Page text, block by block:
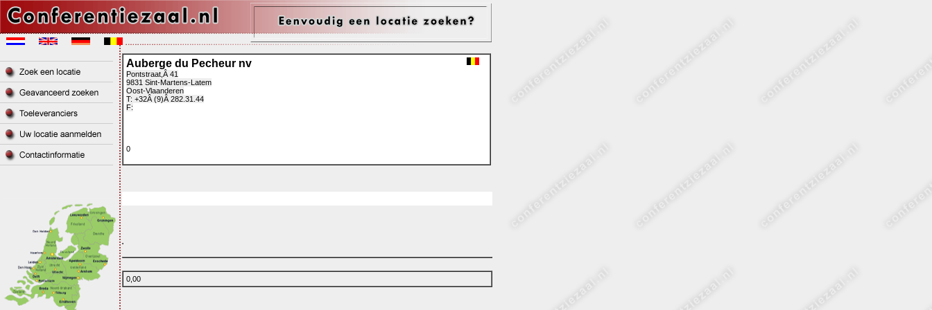
Auberge du Pecheur nv
Pontstraat,Â 41
9831 Sint-Martens-Latem
Oost-Vlaanderen
T: +32Â (9)Â 282.31.44
F:
0
0,00